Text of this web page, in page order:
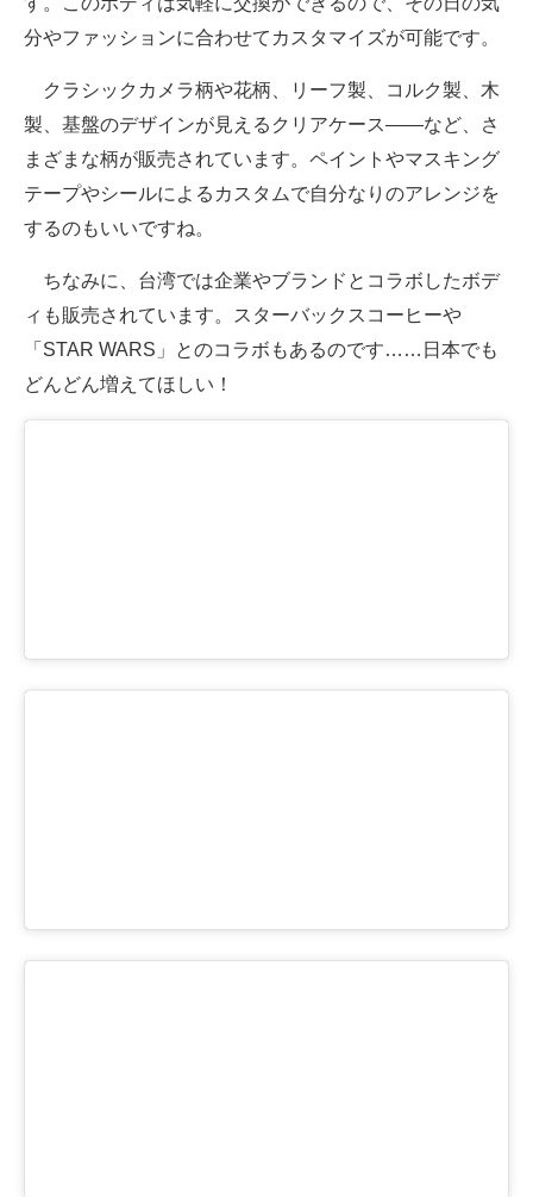
分やファッションに合わせてカスタマイズが可能です。
クラシックカメラ柄や花柄、リーフ製、コルク製、木
製、基盤のデザインが見えるクリアケース――など、さ
まざまな柄が販売されています。ペイントやマスキング
テープやシールによるカスタムで自分なりのアレンジを
するのもいいですね。
ちなみに、台湾では企業やブランドとコラボしたボデ
ィも販売されています。スターバックスコーヒーや
「STAR WARS」とのコラボもあるのです……日本でも
どんどん増えてほしい！